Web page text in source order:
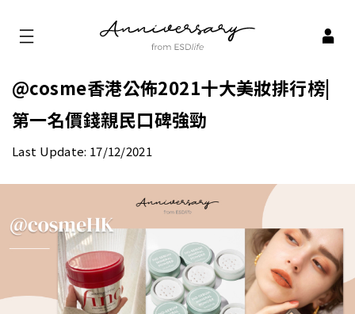
@cosme香港公佈2021十大美妝排行榜|
第一名價錢親民口碑強勁
Last Update: 17/12/2021